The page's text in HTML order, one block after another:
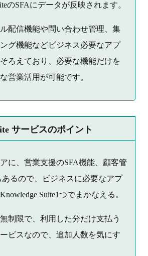
のSFAにデータが反映されます。
配信機能や問い合わせ管理、集
グ機能などビジネス必要なアプ
ろえており、必要な機能だけを
営業活用が可能です。
サービスのポイント
に、営業支援のSFA機能、顧客管
るので、ビジネスに必要なアプ
Suite1つでまかなえる。
制限で、利用した分だけ支払う
ビスなので、追加人数を気にす